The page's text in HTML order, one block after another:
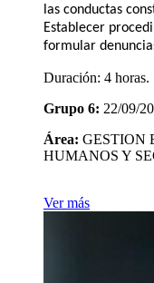
las conductas
Establecer
formular
Duración: 4 horas.
Grupo 6: 22/09/
Área: GESTION
HUMANOS Y
Ver más